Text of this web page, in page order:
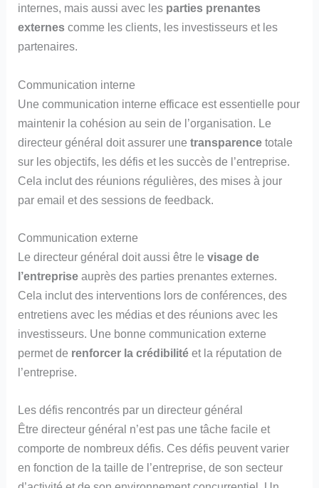
internes, mais aussi avec les parties prenantes
externes comme les clients, les investisseurs et les
partenaires.
Communication interne
Une communication interne efficace est essentielle pour
maintenir la cohésion au sein de l’organisation. Le
directeur général doit assurer unetransparence totale
sur les objectifs, les défis et les succès de l’entreprise.
Cela inclut des réunions régulières, des mises à jour
par email et des sessions de feedback.
Communication externe
Le directeur général doit aussi être levisage de
l’entreprise auprès des parties prenantes externes.
Cela inclut des interventions lors de conférences, des
entretiens avec les médias et des réunions avec les
investisseurs. Une bonne communication externe
permet de renforcer la crédibilité et la réputation de
l’entreprise.
Les défis rencontrés par un directeur général
Être directeur général n’est pas une tâche facile et
comporte de nombreux défis. Ces défis peuvent varier
en fonction de la taille de l’entreprise, de son secteur